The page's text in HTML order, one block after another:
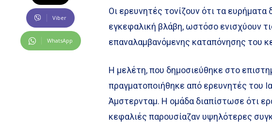
Viber
WhatsApp
Οι ερευνητές τονίζουν ότι τα
εγκεφαλική βλάβη, ωστόσο ενισχύουν
επαναλαμβανόμενης καταπόνησης του
Η μελέτη, που δημοσιεύθηκε στο
πραγματοποιήθηκε από ερευνητές του
Άμστερνταμ. Η ομάδα διαπίστωσε ότι
κεφαλιές παρουσίαζαν υψηλότερες